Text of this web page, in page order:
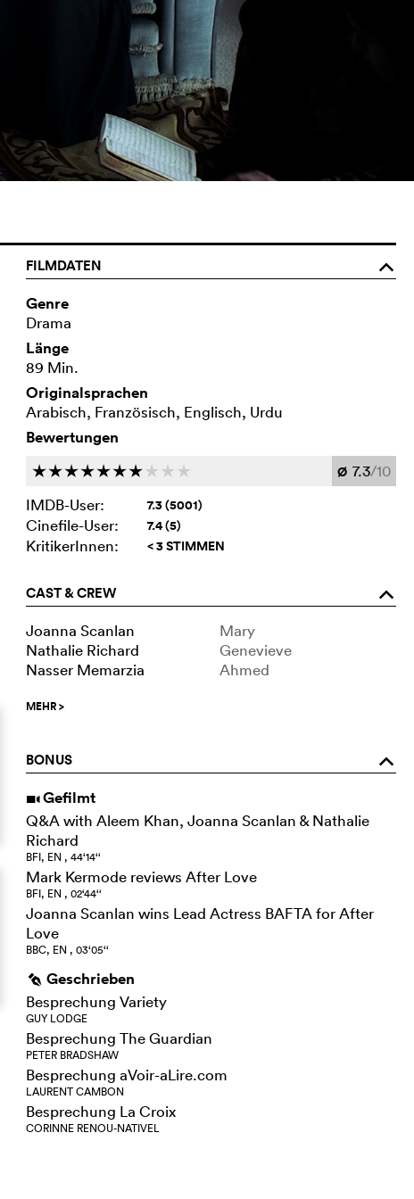
FILMDATEN
o
Genre
Drama
Länge
89 Min.
Originalsprachen
Arabisch, Französisch, Englisch, Urdu
Bewertungen
ccccccc c c c Ø 7.3/10
IMDB-User:
7.3 (5001)
Cinefile-User: 7.4 (5)
KritikerInnen: < 3 STIMMEN
CAST & CREW o
Joanna Scanlan
Mary
Nathalie Richard
Genevieve
Nasser Memarzia
Ahmed
MEHR>
BONUS o
i Gefilmt
Q&A with Aleem Khan, Joanna Scanlan & Nathalie
Richard
BFI, EN , 44‘14‘‘
Mark Kermode reviews After Love
BFI, EN , 02‘44‘‘
Joanna Scanlan wins Lead Actress BAFTA for After
Love
BBC, EN , 03‘05‘‘
g Geschrieben
Besprechung Variety
GUY LODGE
Besprechung The Guardian
PETER BRADSHAW
Besprechung aVoir-aLire.com
LAURENT CAMBON
Besprechung La Croix
CORINNE RENOU-NATIVEL